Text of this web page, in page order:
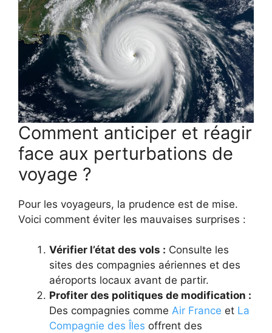
Comment anticiper et réagir
face aux perturbations de
voyage ?
Pour les voyageurs, la prudence est de mise.
Voici comment éviter les mauvaises surprises :
Vérifier l’état des vols : Consulte les
sites des compagnies aériennes et des
aéroports locaux avant de partir.
Profiter des politiques de modification :
Des compagnies comme Air France et La
Compagnie des Îles offrent des